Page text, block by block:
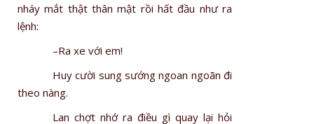
nháy mắt thật thân mật rồi hất đầu như ra
lệnh:
–Ra xe với em!
Huy cười sung sướng ngoan ngoãn đi
theo nàng.
Lan chợt nhớ ra điều gì quay lại hỏi